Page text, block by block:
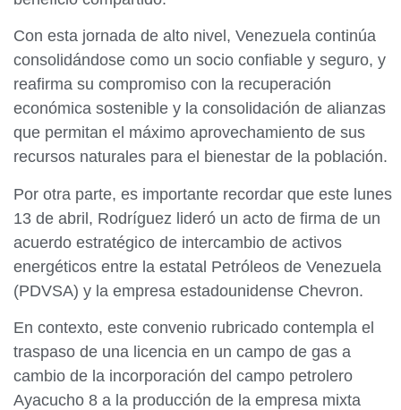
Con esta jornada de alto nivel, Venezuela continúa
consolidándose como un socio confiable y seguro, y
reafirma su compromiso con la recuperación
económica sostenible y la consolidación de alianzas
que permitan el máximo aprovechamiento de sus
recursos naturales para el bienestar de la población.
Por otra parte, es importante recordar que este lunes
13 de abril, Rodríguez lideró un acto de firma de un
acuerdo estratégico de intercambio de activos
energéticos entre la estatal Petróleos de Venezuela
(PDVSA) y la empresa estadounidense Chevron.
En contexto, este convenio rubricado contempla el
traspaso de una licencia en un campo de gas a
cambio de la incorporación del campo petrolero
Ayacucho 8 a la producción de la empresa mixta